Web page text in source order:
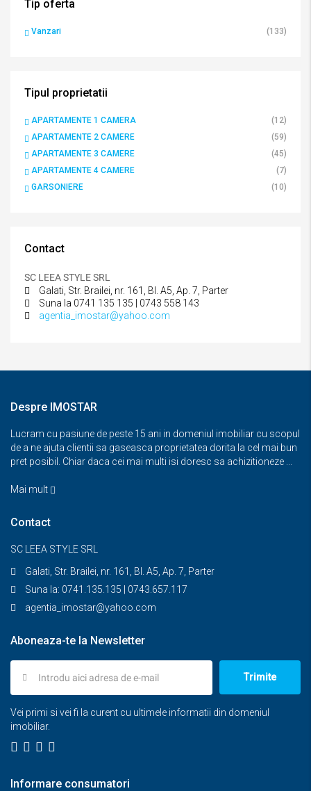
Tip oferta
Vanzari (133)
Tipul proprietatii
APARTAMENTE 1 CAMERA
(12)
APARTAMENTE 2 CAMERE
(59)
APARTAMENTE 3 CAMERE
(45)
APARTAMENTE 4 CAMERE
(7)
GARSONIERE
(10)
Contact
SC LEEA STYLE SRL
Galati, Str. Brailei, nr. 161, Bl. A5, Ap. 7, Parter
Suna la 0741 135 135 | 0743 558 143
agentia_imostar@yahoo.com
Despre IMOSTAR
Lucram cu pasiune de peste 15 ani in domeniul imobiliar cu scopul
de a ne ajuta clientii sa gaseasca proprietatea dorita la cel mai bun
pret posibil. Chiar daca cei mai multi isi doresc sa achizitioneze ...
Mai mult
Contact
SC LEEA STYLE SRL
Galati, Str. Brailei, nr. 161, Bl. A5, Ap. 7, Parter
Suna la: 0741.135.135 | 0743.657.117
agentia_imostar@yahoo.com
Aboneaza-te la Newsletter
Trimite
Vei primi si vei fi la curent cu ultimele informatii din domeniul
imobiliar.
Informare consumatori